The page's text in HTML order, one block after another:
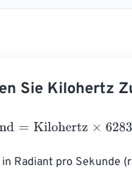
Sie Kilohertz
=Kilohertz×6283.1853
Radiant pro Sekunde